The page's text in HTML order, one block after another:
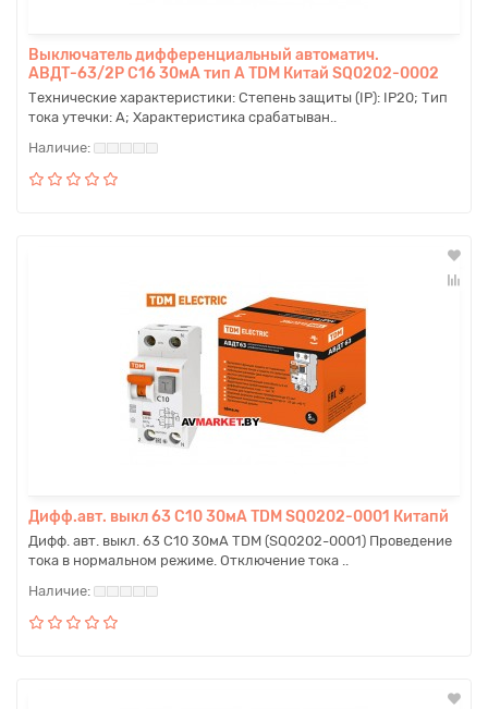
Выключатель дифференциальный автоматич.
АВДТ-63/2Р C16 30мА тип А TDM Китай SQ0202-0002
Технические характеристики: Степень защиты (IP): IP20; Тип
тока утечки: A; Характеристика срабатыван..
Дифф.авт. выкл 63 С10 30мА TDM SQ0202-0001 Китапй
Дифф. авт. выкл. 63 C10 30мА TDM (SQ0202-0001) Проведение
тока в нормальном режиме. Отключение тока ..